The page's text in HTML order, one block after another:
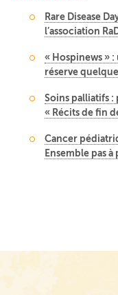
Rare Disease
l’association
« Hospinews »
réserve
Soins palliatifs
« Récits de fin
Cancer
Ensemble pas à